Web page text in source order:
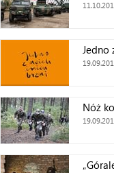
Jedno
Nóż